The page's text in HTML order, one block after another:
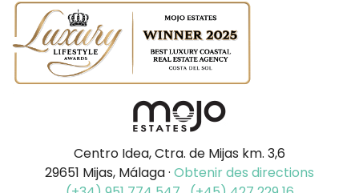
Centro Idea, Ctra. de Mijas km. 3,6
29651 Mijas, Málaga · Obtenir des directions